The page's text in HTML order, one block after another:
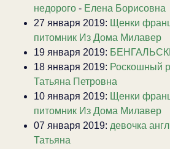
недорого - Елена Борисовна
27 января 2019: Щенки
питомник Из Дома Милавер
19 января 2019:
18 января 2019: Роскошный
Татьяна Петровна
10 января 2019: Щенки
питомник Из Дома Милавер
07 января 2019: девочка
Татьяна